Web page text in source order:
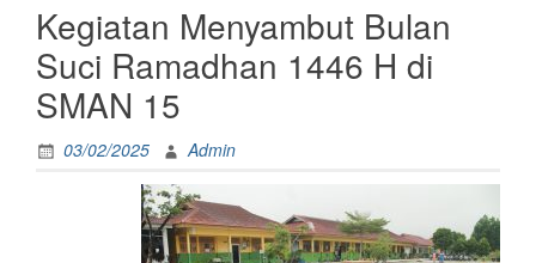
Kegiatan Menyambut Bulan
Suci Ramadhan 1446 H di
SMAN 15
03/02/2025 Admin